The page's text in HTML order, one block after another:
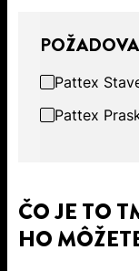
ČO JE TO
HO
Pattex
Pattex